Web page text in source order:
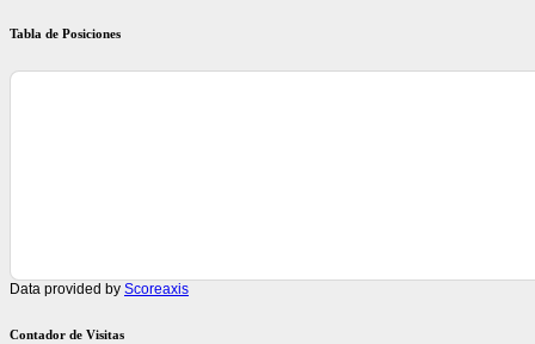
Tabla de Posiciones
Data provided by Scoreaxis
Contador de Visitas